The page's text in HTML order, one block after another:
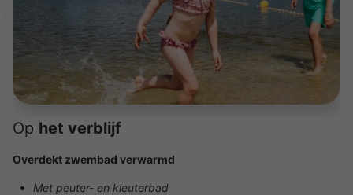
Op het verblijf
Overdekt zwembad verwarmd
Met peuter- en kleuterbad